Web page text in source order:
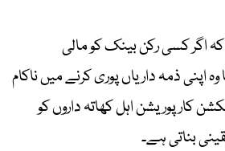
اگر کسی رکن بینک کو مالی
اپنی ذمہ داریاں پوری کرنے میں ناکام
کارپوریشن اہل کھاتہ داروں کو
بناتی ہے۔